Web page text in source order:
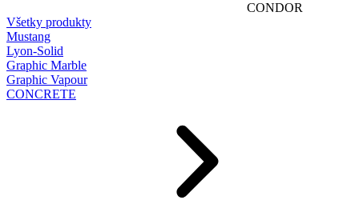
CONDOR
Všetky produkty
Mustang
Lyon-Solid
Graphic Marble
Graphic Vapour
CONCRETE